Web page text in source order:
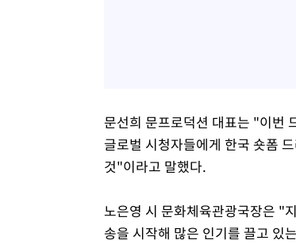
문선희 문프로덕션 대표는 "이번
글로벌 시청자들에게 한국 숏폼
것"이라고 말했다.
노은영 시 문화체육관광국장은 "
송을 시작해 많은 인기를 끌고 있